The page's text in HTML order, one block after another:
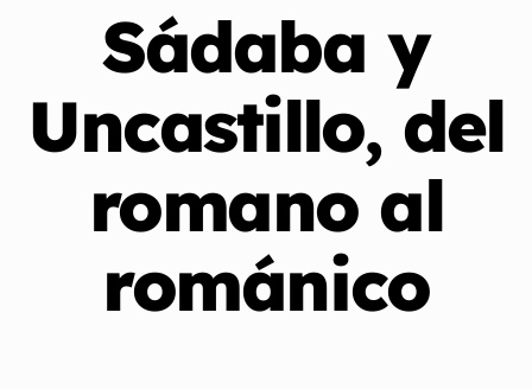
Sádaba y
Uncastillo, del
romano al
románico